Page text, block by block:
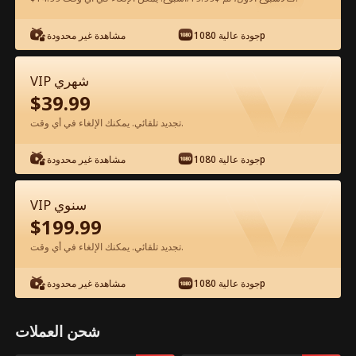
شاهد مجانًا في التطبيق
الحلقة 19 - رئيسي الطبيب هو والد طفلي
الفيلم كامل
1-50 51-63
19 20 21 22 23
مشاهدة غير محدودة جودة عالية 1080p
VIP شهري
$39.99
تجديد تلقائي. يمكنك الإلغاء في أي وقت.
مشاهدة غير محدودة جودة عالية 1080p
VIP سنوي
$199.99
تجديد تلقائي. يمكنك الإلغاء في أي وقت.
مشاهدة غير محدودة جودة عالية 1080p
شحن العملات